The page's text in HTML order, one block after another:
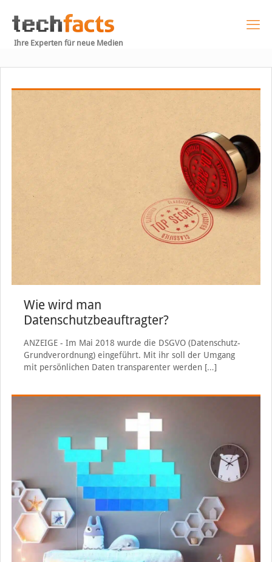
Ihre Experten für neue Medien
Wie wird man
Datenschutzbeauftragter?
ANZEIGE - Im Mai 2018 wurde die DSGVO (Datenschutz-
Grundverordnung) eingeführt. Mit ihr soll der Umgang
mit persönlichen Daten transparenter werden […]